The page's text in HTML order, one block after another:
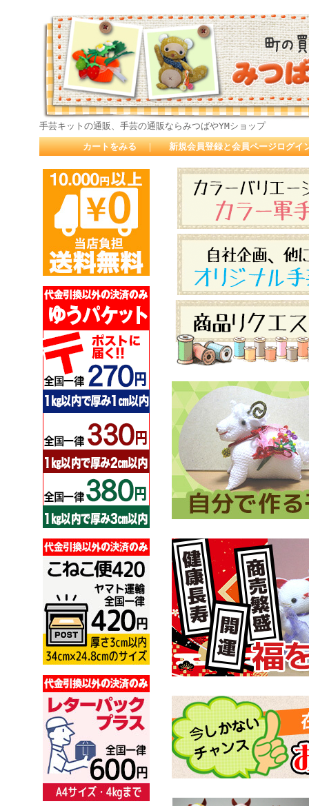
手芸キットの通販、手芸の通販ならみつばやYMショップ
カートをみる ｜ 新規会員登録と会員ページログイ